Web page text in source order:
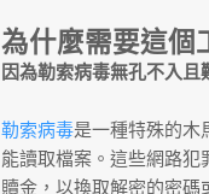
為什麼需要這個
因為勒索病毒無孔不入且
勒索病毒是一種特殊的木
能讀取檔案。這些網路
贖金，以換取解密的密